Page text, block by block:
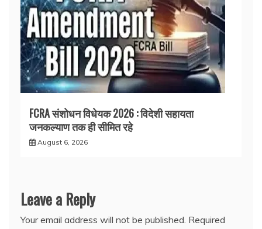
FCRA संशोधन विधेयक 2026 : विदेशी सहायता
जनकल्याण तक ही सीमित रहे
August 6, 2026
Leave a Reply
Your email address will not be published. Required